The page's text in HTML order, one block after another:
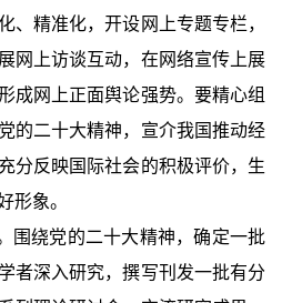
、精准化，开设网上专题专栏，
网上访谈互动，在网络宣传上展
成网上正面舆论强势。要精心组
的二十大精神，宣介我国推动经
分反映国际社会的积极评价，生
形象。
绕党的二十大精神，确定一批
者深入研究，撰写刊发一批有分